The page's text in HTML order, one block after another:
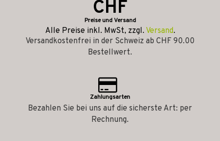
CHF
Preise und Versand
Alle Preise inkl. MwSt, zzgl. Versand.
Versandkostenfrei in der Schweiz ab CHF 90.00
Bestellwert.
Zahlungsarten
Bezahlen Sie bei uns auf die sicherste Art: per
Rechnung.